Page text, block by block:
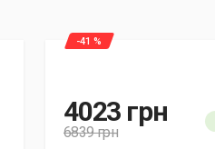
-41 %
4023 грн
6839 грн